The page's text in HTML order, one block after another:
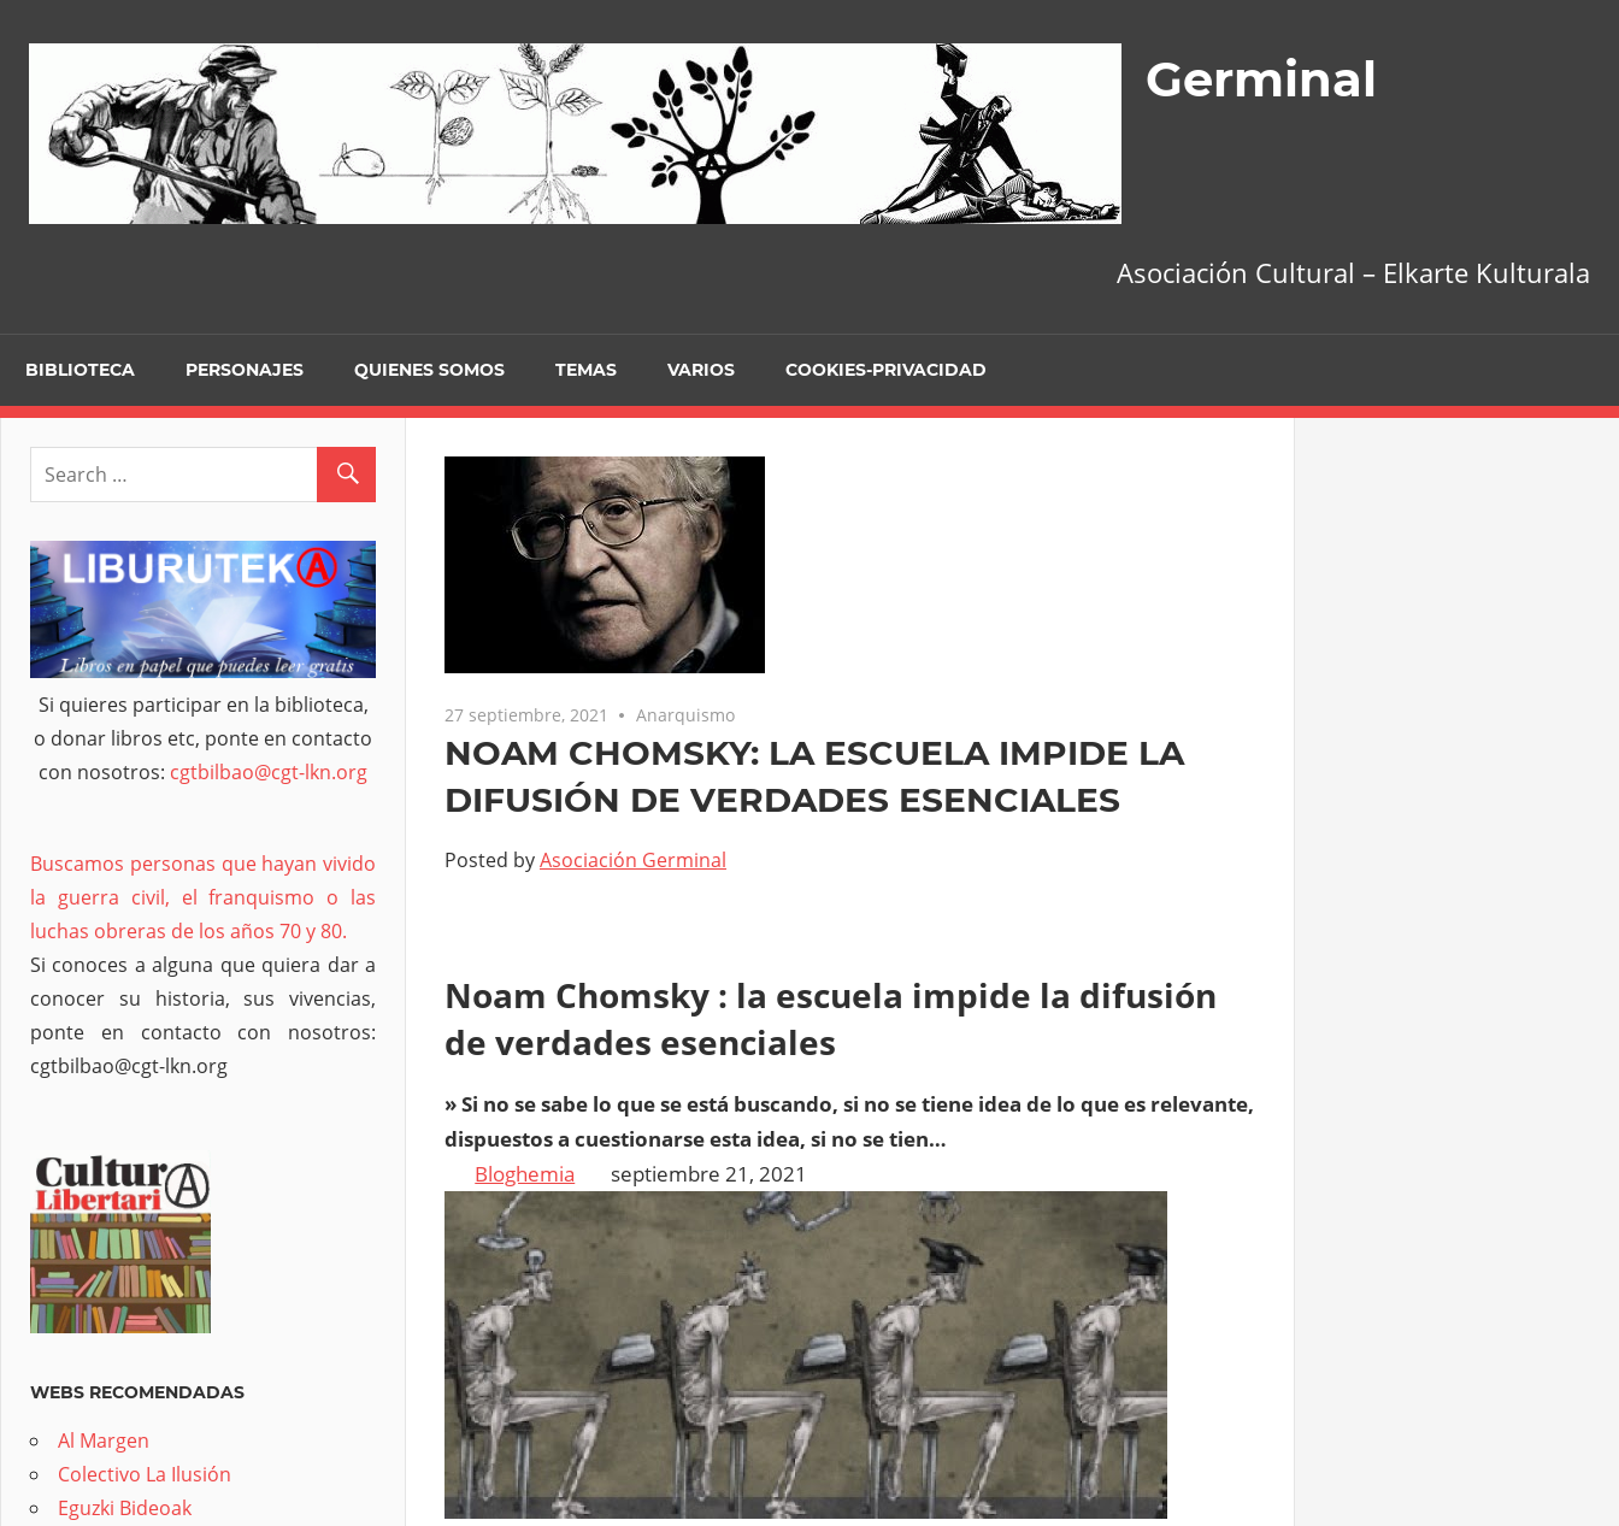
Germinal
Asociación Cultural – Elkarte Kulturala
BIBLIOTECA PERSONAJES QUIENES SOMOS TEMAS VARIOS COOKIES-PRIVACIDAD
27 septiembre, 2021 Anarquismo
NOAM CHOMSKY: LA ESCUELA IMPIDE LA
DIFUSIÓN DE VERDADES ESENCIALES
Posted byAsociación Germinal
Noam Chomsky : la escuela impide la difusión
de verdades esenciales
» Si no se sabe lo que se está buscando, si no se tiene idea de lo que es relevante,
dispuestos a cuestionarse esta idea, si no se tien…
Bloghemia
septiembre 21, 2021
Si quieres participar en la biblioteca,
o donar libros etc, ponte en contacto
con nosotros: cgtbilbao@cgt-lkn.org
Buscamos personas que hayan vivido
la guerra civil, el franquismo o las
luchas obreras de los años 70 y 80.
Si conoces a alguna que quiera dar a
conocer su historia, sus vivencias,
ponte en contacto con nosotros:
cgtbilbao@cgt-lkn.org
WEBS RECOMENDADAS
Al Margen
Colectivo La Ilusión
Eguzki Bideoak